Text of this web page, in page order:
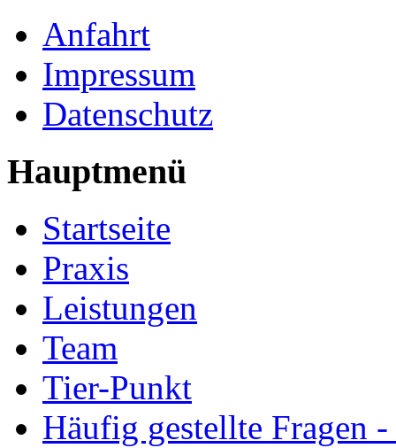
Anfahrt
Impressum
Datenschutz
Hauptmenü
Startseite
Praxis
Leistungen
Team
Tier-Punkt
Häufig gestellte Fragen